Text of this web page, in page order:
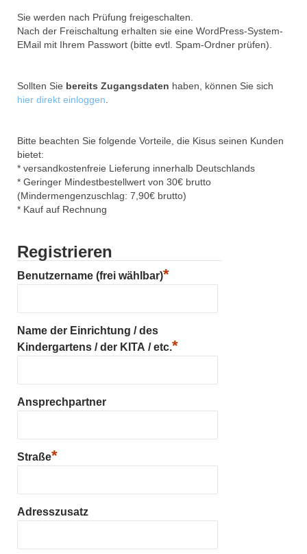
Sie werden nach Prüfung freigeschalten.
Nach der Freischaltung erhalten sie eine WordPress-System-
EMail mit Ihrem Passwort (bitte evtl. Spam-Ordner prüfen).
Sollten Sie bereits Zugangsdaten haben, können Sie sich
hier direkt einloggen
Bitte beachten Sie folgende Vorteile, die Kisus seinen Kunden
bietet:
* versandkostenfreie Lieferung innerhalb Deutschlands
* Geringer Mindestbestellwert von 30€ brutto
(Mindermengenzuschlag: 7,90€ brutto)
* Kauf auf Rechnung
Registrieren
Benutzername (frei wählbar)*
Name der Einrichtung / des
Kindergartens / der KITA / etc.*
Ansprechpartner
Straße*
Adresszusatz